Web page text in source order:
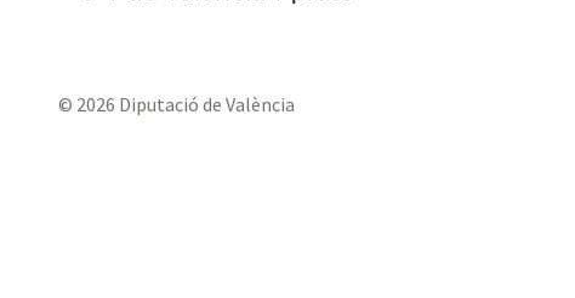
© 2026 Diputació de València